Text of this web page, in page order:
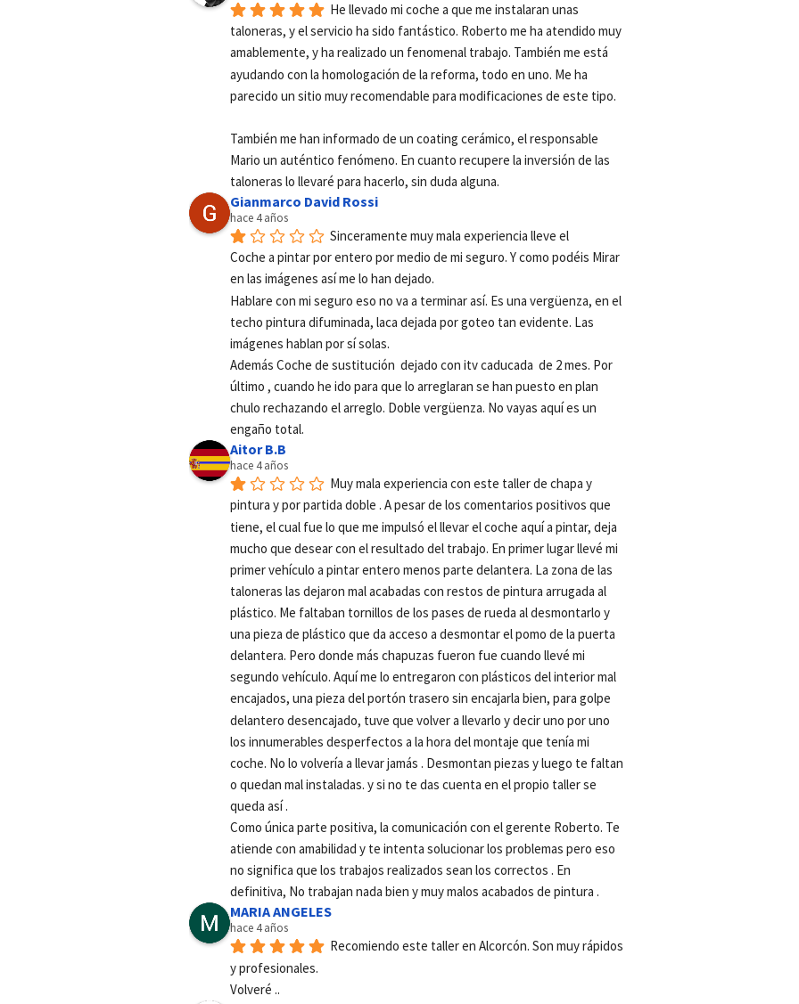
He llevado mi coche a que me instalaran unas
taloneras, y el servicio ha sido fantástico. Roberto me ha atendido muy
amablemente, y ha realizado un fenomenal trabajo. También me está
ayudando con la homologación de la reforma, todo en uno. Me ha
parecido un sitio muy recomendable para modificaciones de este tipo.
También me han informado de un coating cerámico, el responsable
Mario un auténtico fenómeno. En cuanto recupere la inversión de las
taloneras lo llevaré para hacerlo, sin duda alguna.
Gianmarco David Rossi
hace 4 años
Sinceramente muy mala experiencia lleve el
Coche a pintar por entero por medio de mi seguro. Y como podéis Mirar
en las imágenes así me lo han dejado.
Hablare con mi seguro eso no va a terminar así. Es una vergüenza, en el
techo pintura difuminada, laca dejada por goteo tan evidente. Las
imágenes hablan por sí solas.
Además Coche de sustitución  dejado con itv caducada  de 2 mes. Por
último , cuando he ido para que lo arreglaran se han puesto en plan
chulo rechazando el arreglo. Doble vergüenza. No vayas aquí es un
engaño total.
Aitor B.B
hace 4 años
Muy mala experiencia con este taller de chapa y
pintura y por partida doble . A pesar de los comentarios positivos que
tiene, el cual fue lo que me impulsó el llevar el coche aquí a pintar, deja
mucho que desear con el resultado del trabajo. En primer lugar llevé mi
primer vehículo a pintar entero menos parte delantera. La zona de las
taloneras las dejaron mal acabadas con restos de pintura arrugada al
plástico. Me faltaban tornillos de los pases de rueda al desmontarlo y
una pieza de plástico que da acceso a desmontar el pomo de la puerta
delantera. Pero donde más chapuzas fueron fue cuando llevé mi
segundo vehículo. Aquí me lo entregaron con plásticos del interior mal
encajados, una pieza del portón trasero sin encajarla bien, para golpe
delantero desencajado, tuve que volver a llevarlo y decir uno por uno
los innumerables desperfectos a la hora del montaje que tenía mi
coche. No lo volvería a llevar jamás . Desmontan piezas y luego te faltan
o quedan mal instaladas. y si no te das cuenta en el propio taller se
queda así .
Como única parte positiva, la comunicación con el gerente Roberto. Te
atiende con amabilidad y te intenta solucionar los problemas pero eso
no significa que los trabajos realizados sean los correctos . En
definitiva, No trabajan nada bien y muy malos acabados de pintura .
MARIA ANGELES
hace 4 años
Recomiendo este taller en Alcorcón. Son muy rápidos
y profesionales.
Volveré ..